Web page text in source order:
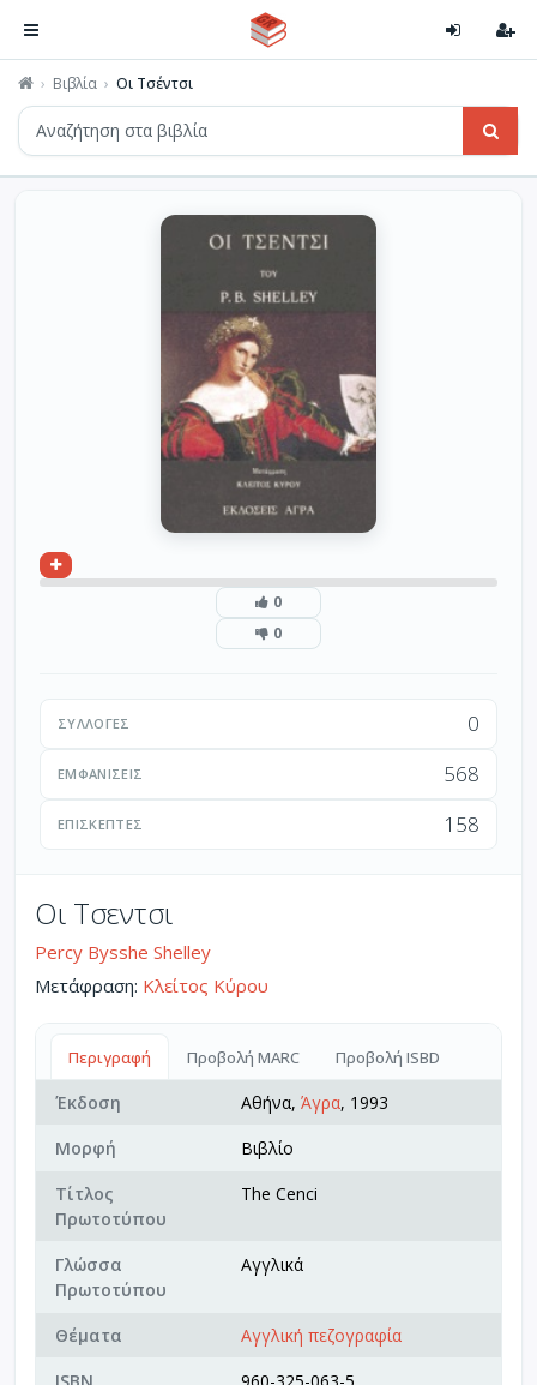
Βιβλία Οι Τσέντσι
0
0
ΣΥΛΛΟΓΈΣ 0
ΕΜΦΑΝΊΣΕΙΣ 568
ΕΠΙΣΚΈΠΤΕΣ 158
Οι Τσεντσι
Percy Bysshe Shelley
Μετάφραση: Κλείτος Κύρου
Περιγραφή Προβολή MARC Προβολή ISBD
Έκδοση Αθήνα, Άγρα, 1993
Μορφή
Βιβλίο
Τίτλος
Πρωτοτύπου
The Cenci
Γλώσσα
Πρωτοτύπου
Αγγλικά
Θέματα
Αγγλική πεζογραφία